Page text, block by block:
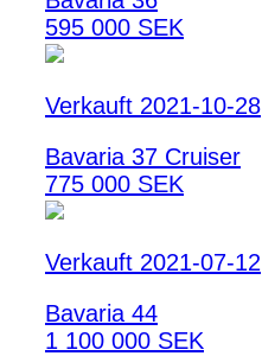
595 000 SEK
Verkauft 2021-10-28
Bavaria 37 Cruiser
775 000 SEK
Verkauft 2021-07-12
Bavaria 44
1 100 000 SEK